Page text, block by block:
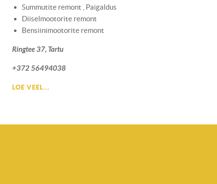
Summutite remont , Paigaldus
Diiselmootorite remont
Bensiinimootorite remont
Ringtee 37, Tartu
+372 56494038
LOE VEEL...